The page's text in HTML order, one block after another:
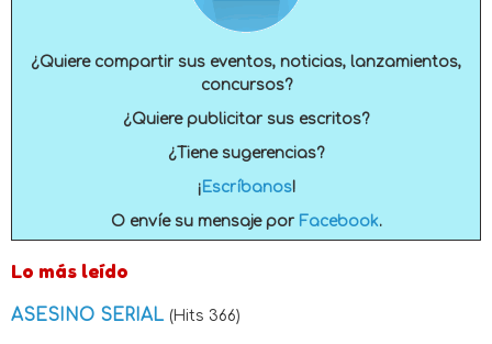
¿Quiere compartir sus eventos, noticias, lanzamientos,
concursos?
¿Quiere publicitar sus escritos?
¿Tiene sugerencias?
¡ Escríbanos!
O envíe su mensaje por Facebook.
Lo más leído
ASESINO SERIAL (Hits 366)